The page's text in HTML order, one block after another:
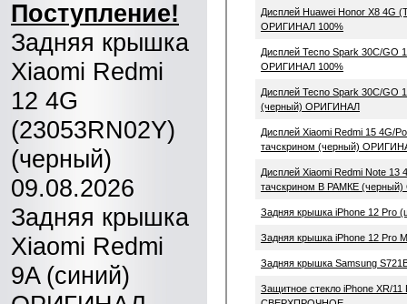
Поступление!
Задняя крышка
Xiaomi Redmi
12 4G
(23053RN02Y)
(черный)
09.08.2026
Задняя крышка
Xiaomi Redmi
9A (синий)
Дисплей Huawei Honor X8 4G
ОРИГИНАЛ 100%
Дисплей Tecno Spark 30C/GO
ОРИГИНАЛ 100%
Дисплей Tecno Spark 30C/GO
(черный) ОРИГИНАЛ
Дисплей Xiaomi Redmi 15 4G/
тачскрином (черный)
Дисплей Xiaomi Redmi Note 13
тачскрином В РАМКЕ (черный)
Задняя крышка iPhone 12 Pro
Задняя крышка iPhone 12
Задняя крышка Samsung
Защитное стекло iPhone XR/